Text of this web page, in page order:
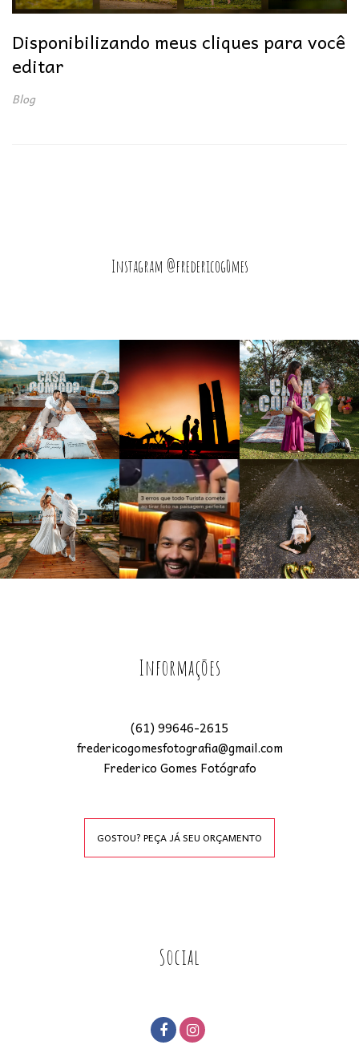
Disponibilizando meus cliques para você
editar
Blog
Instagram @fredericog0mes
Informações
(61) 99646-2615
fredericogomesfotografia@gmail.com
Frederico Gomes Fotógrafo
GOSTOU? PEÇA JÁ SEU ORÇAMENTO
Social